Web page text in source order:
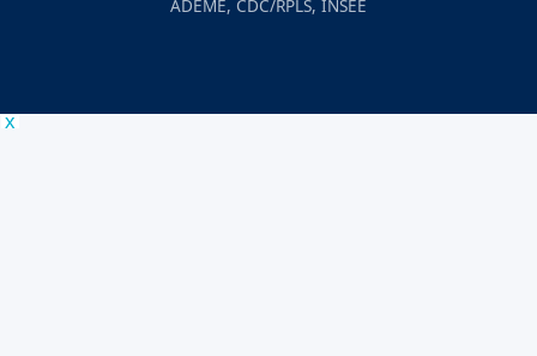
ADEME, CDC/RPLS, INSEE
x